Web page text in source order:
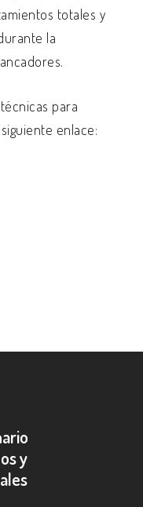
totales y
la
para
enlace:
y